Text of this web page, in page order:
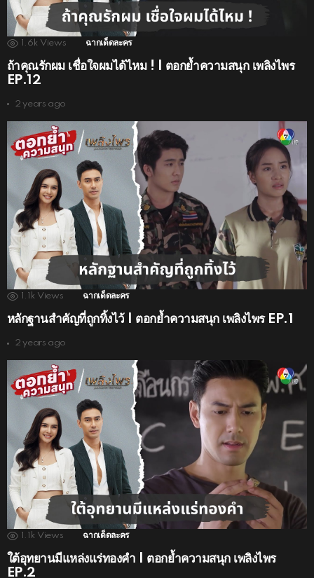
1.6k Views ฉากเด็ดละคร
ถ้าคุณรักผม เชื่อใจผมได้ไหม ! | ตอกย้ำความสนุก เพลิงไพร
EP.12
2 years ago
1.1k Views ฉากเด็ดละคร
หลักฐานสำคัญที่ถูกทิ้งไว้ | ตอกย้ำความสนุก เพลิงไพร EP.1
2 years ago
1.1k Views ฉากเด็ดละคร
ใต้อุทยานมีแหล่งแร่ทองคำ | ตอกย้ำความสนุก เพลิงไพร
EP.2